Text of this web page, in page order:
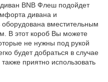
диван BNB Флеш подойдет
дивана и
вместительным
В этот короб Вы можете
не нужны под рукой
будет добраться в случае
приятно использовать